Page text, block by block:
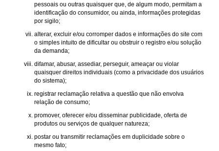
pessoais ou outras quaisquer que, de algum modo, permitam a
identificação do consumidor, ou ainda, informações protegidas
por sigilo;
alterar, excluir e/ou corromper dados e informações do site com
o simples intuito de dificultar ou obstruir o registro e/ou solução
da demanda;
difamar, abusar, assediar, perseguir, ameaçar ou violar
quaisquer direitos individuais (como a privacidade dos usuários
do sistema);
registrar reclamação relativa a questão que não envolva
relação de consumo;
promover, oferecer e/ou disseminar publicidade, oferta de
produtos ou serviços de qualquer natureza;
postar ou transmitir reclamações em duplicidade sobre o
mesmo fato;